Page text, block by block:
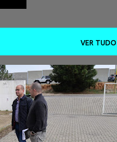
VER TUDO
#COMUNIDADESEGURA +5